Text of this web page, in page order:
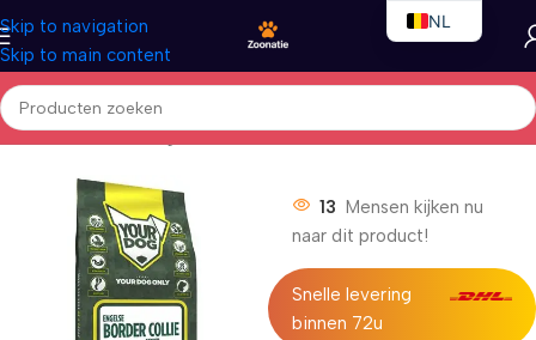
Skip to navigation
Skip to main content
Home/Honden/Droogvoer
13 Mensen kijken nu
naar dit product!
Snelle levering
binnen 72u
NL